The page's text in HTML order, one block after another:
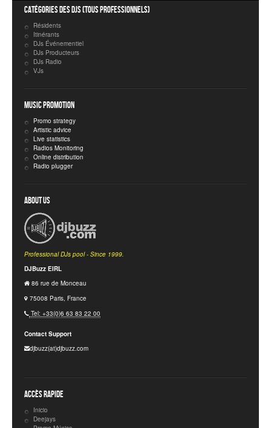
Catégories des DJs (tous professionnels)
Résidents
Itinérants
DJs Événementiel
DJs Producteurs
DJs Radio
VJs
Music Promotion
Promo strategy
Artistic advice
Live statistics
Radios Monitoring
Online distribution
Radio plugger
About Us
Professional DJs pool - Since 1999.
DJBuzz EIRL
86 rue de Monceau
75008 Paris, France
Tel: +33(0)6 63 83 22 00
Contact Support
djbuzz(at)djbuzz.com
Accès rapide
Inicio
Deejays